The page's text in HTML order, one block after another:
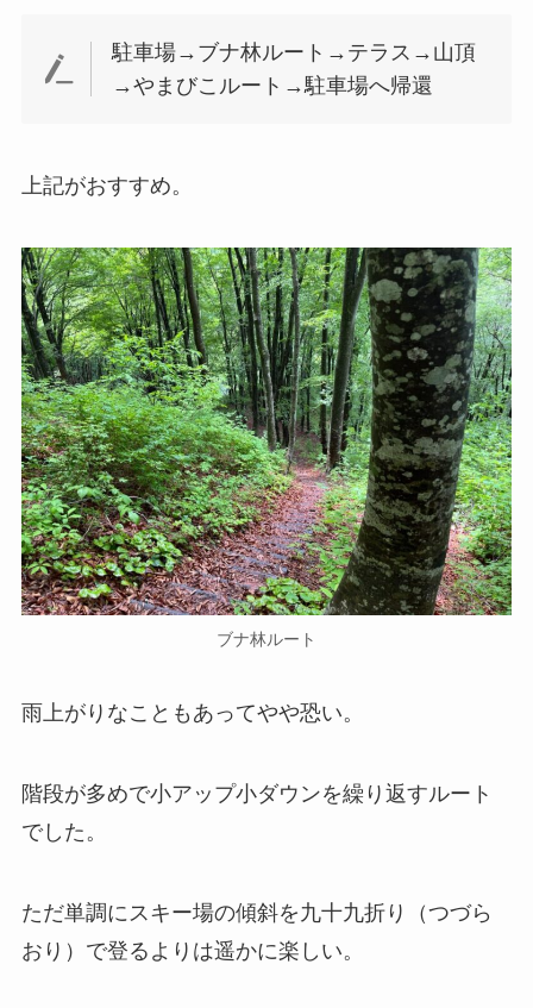
駐車場→ブナ林ルート→テラス→山頂
→やまびこルート→駐車場へ帰還
上記がおすすめ。
ブナ林ルート
雨上がりなこともあってやや恐い。
階段が多めで小アップ小ダウンを繰り返すルート
でした。
ただ単調にスキー場の傾斜を九十九折り（つづら
おり）で登るよりは遥かに楽しい。